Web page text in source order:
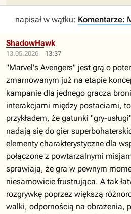
napisał w wątku: Komentarze:
13.05.2026 13:37
ShadowHawk
"Marvel's Avengers" jest grą o
zmarnowanym już na etapie
kampanie dla jednego gracza
interakcjami między postaciami,
przykładem, że gatunki "gry-
nadają się do gier
elementy charakterystyczne dla
połączone z powtarzalnymi
sprawiają, że gra w pewnym
niesamowicie frustrująca. A tak
rozgrywkę poprzez większą
walki, odpornością na obrażenia,